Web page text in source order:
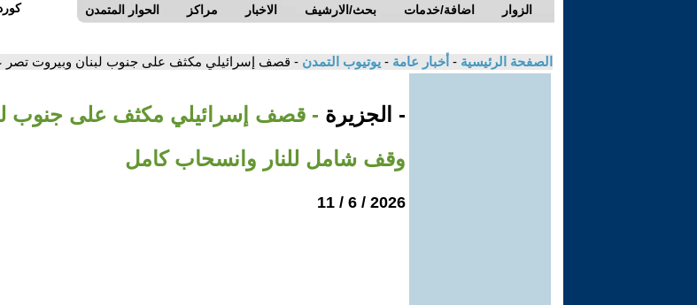
الحوار المتمدن مراكز الاخبار بحث/الارشيف اضافة/خدمات الزوار
الصفحة الرئيسية - أخبار عامة - يوتيوب التمدن - قصف إسرائيلي مكثف على جنوب لبنان وبيروت تصر
- الجزيرة - قصف إسرائيلي مكثف على جنوب
وقف شامل للنار وانسحاب كامل
2026 / 6 / 11